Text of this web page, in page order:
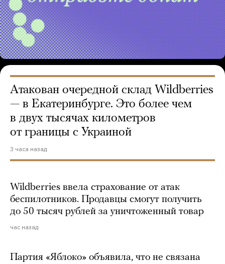
Атакован очередной склад Wildberries
— в Екатеринбурге. Это более чем
в двух тысячах километров
от границы с Украиной
3 часа назад
Wildberries ввела страхование от атак
беспилотников. Продавцы смогут получить
до 50 тысяч рублей за уничтоженный товар
час назад
Партия «Яблоко» объявила, что не связана